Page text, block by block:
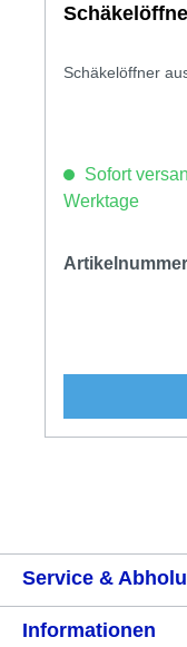
Schäkelöffner
Sofort
Werktage
Service &
Informationen